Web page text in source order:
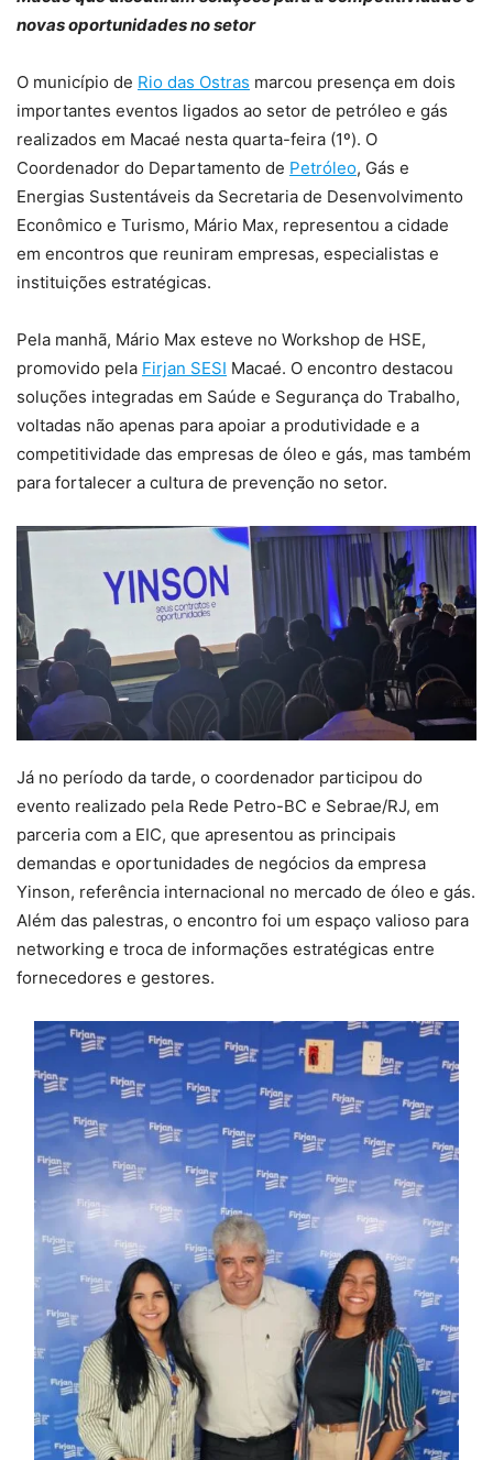
novas oportunidades no setor
O município de Rio das Ostras marcou presença em dois
importantes eventos ligados ao setor de petróleo e gás
realizados em Macaé nesta quarta-feira (1º). O
Coordenador do Departamento de Petróleo, Gás e
Energias Sustentáveis da Secretaria de Desenvolvimento
Econômico e Turismo, Mário Max, representou a cidade
em encontros que reuniram empresas, especialistas e
instituições estratégicas.
Pela manhã, Mário Max esteve no Workshop de HSE,
promovido pela Firjan SESI Macaé. O encontro destacou
soluções integradas em Saúde e Segurança do Trabalho,
voltadas não apenas para apoiar a produtividade e a
competitividade das empresas de óleo e gás, mas também
para fortalecer a cultura de prevenção no setor.
Já no período da tarde, o coordenador participou do
evento realizado pela Rede Petro-BC e Sebrae/RJ, em
parceria com a EIC, que apresentou as principais
demandas e oportunidades de negócios da empresa
Yinson, referência internacional no mercado de óleo e gás.
Além das palestras, o encontro foi um espaço valioso para
networking e troca de informações estratégicas entre
fornecedores e gestores.